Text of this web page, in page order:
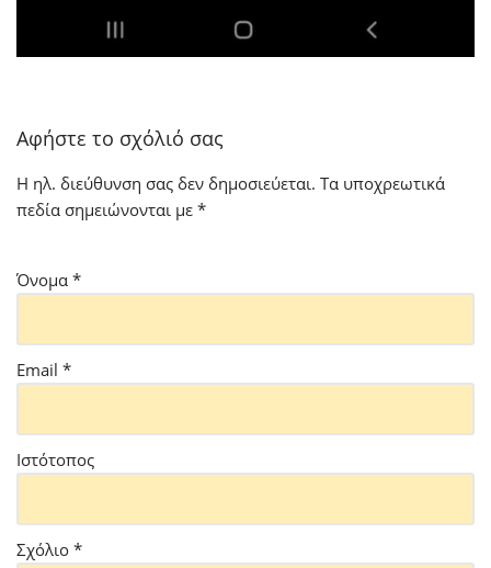
Αφήστε το σχόλιό σας
Η ηλ. διεύθυνση σας δεν δημοσιεύεται. Τα υποχρεωτικά
πεδία σημειώνονται με *
Όνομα *
Email *
Ιστότοπος
Σχόλιο *